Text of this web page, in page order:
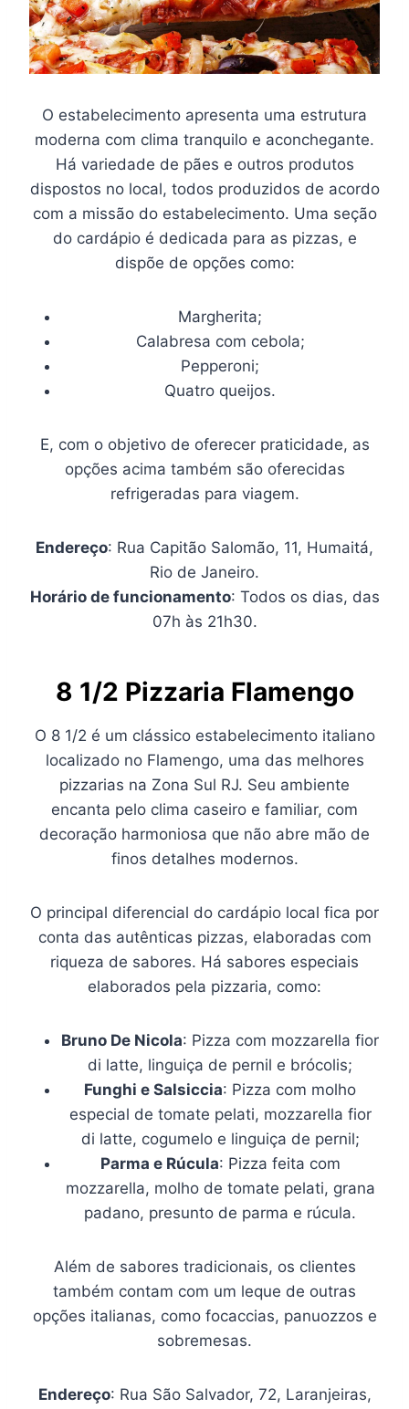
O estabelecimento apresenta uma estrutura
moderna com clima tranquilo e aconchegante.
Há variedade de pães e outros produtos
dispostos no local, todos produzidos de acordo
com a missão do estabelecimento. Uma seção
do cardápio é dedicada para as pizzas, e
dispõe de opções como:
Margherita;
Calabresa com cebola;
Pepperoni;
Quatro queijos.
E, com o objetivo de oferecer praticidade, as
opções acima também são oferecidas
refrigeradas para viagem.
Endereço: Rua Capitão Salomão, 11, Humaitá,
Rio de Janeiro.
Horário de funcionamento: Todos os dias, das
07h às 21h30.
8 1/2 Pizzaria Flamengo
O 8 1/2 é um clássico estabelecimento italiano
localizado no Flamengo, uma das melhores
pizzarias na Zona Sul RJ. Seu ambiente
encanta pelo clima caseiro e familiar, com
decoração harmoniosa que não abre mão de
finos detalhes modernos.
O principal diferencial do cardápio local fica por
conta das autênticas pizzas, elaboradas com
riqueza de sabores. Há sabores especiais
elaborados pela pizzaria, como:
Bruno De Nicola: Pizza com mozzarella fior
di latte, linguiça de pernil e brócolis;
Funghi e Salsiccia: Pizza com molho
especial de tomate pelati, mozzarella fior
di latte, cogumelo e linguiça de pernil;
Parma e Rúcula: Pizza feita com
mozzarella, molho de tomate pelati, grana
padano, presunto de parma e rúcula.
Além de sabores tradicionais, os clientes
também contam com um leque de outras
opções italianas, como focaccias, panuozzos e
sobremesas.
Endereço: Rua São Salvador, 72, Laranjeiras,